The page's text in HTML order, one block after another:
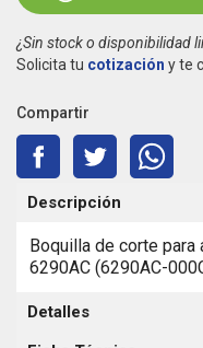
¿Sin stock o disponibilidad
Solicita tu cotización y te
Compartir
Descripción
Boquilla de corte
6290AC (6290AC-
Detalles